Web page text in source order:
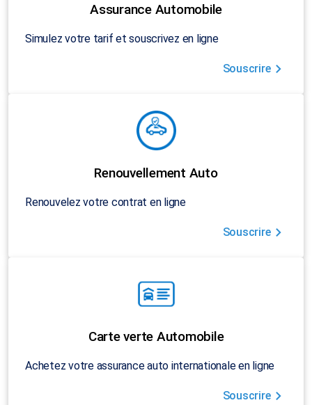
Assurance Automobile
Simulez votre tarif et souscrivez en ligne
Souscrire
Renouvellement Auto
Renouvelez votre contrat en ligne
Souscrire
Carte verte Automobile
Achetez votre assurance auto internationale en ligne
Souscrire